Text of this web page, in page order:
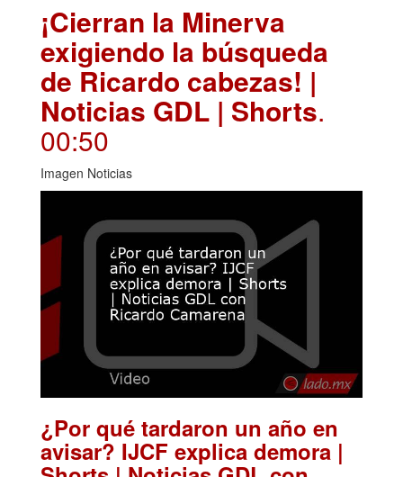
¡Cierran la Minerva
exigiendo la búsqueda
de Ricardo cabezas! |
Noticias GDL | Shorts.
00:50
Imagen Noticias
¿Por qué tardaron un año en
avisar? IJCF explica demora |